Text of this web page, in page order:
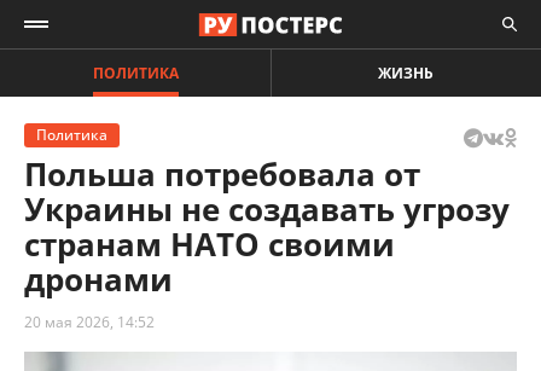
ПОЛИТИКА ЖИЗНЬ
Политика
Польша потребовала от
Украины не создавать угрозу
странам НАТО своими
дронами
20 мая 2026, 14:52